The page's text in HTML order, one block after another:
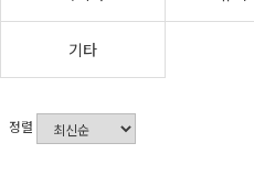
기타
정렬